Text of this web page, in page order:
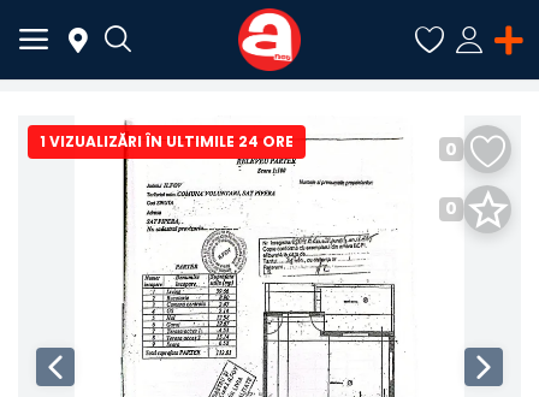
ADAUGĂ
Meniu Principal
Categorii
Acasă
1 VIZUALIZĂRI ÎN ULTIMILE 24 ORE 0
0